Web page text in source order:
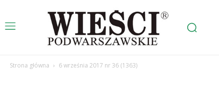
Strona główna 6 września 2017 nr 36 (1363)